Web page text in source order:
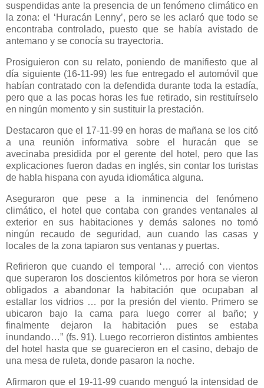
suspendidas ante la presencia de un fenómeno climático en
la zona: el ‘Huracán Lenny’, pero se les aclaró que todo se
encontraba controlado, puesto que se había avistado de
antemano y se conocía su trayectoria.
Prosiguieron con su relato, poniendo de manifiesto que al
día siguiente (16-11-99) les fue entregado el automóvil que
habían contratado con la defendida durante toda la estadía,
pero que a las pocas horas les fue retirado, sin restituírselo
en ningún momento y sin sustituir la prestación.
Destacaron que el 17-11-99 en horas de mañana se los citó
a una reunión informativa sobre el huracán que se
avecinaba presidida por el gerente del hotel, pero que las
explicaciones fueron dadas en inglés, sin contar los turistas
de habla hispana con ayuda idiomática alguna.
Aseguraron que pese a la inminencia del fenómeno
climático, el hotel que contaba con grandes ventanales al
exterior en sus habitaciones y demás salones no tomó
ningún recaudo de seguridad, aun cuando las casas y
locales de la zona tapiaron sus ventanas y puertas.
Refirieron que cuando el temporal ‘… arreció con vientos
que superaron los doscientos kilómetros por hora se vieron
obligados a abandonar la habitación que ocupaban al
estallar los vidrios … por la presión del viento. Primero se
ubicaron bajo la cama para luego correr al baño; y
finalmente dejaron la habitación pues se estaba
inundando…” (fs. 91). Luego recorrieron distintos ambientes
del hotel hasta que se guarecieron en el casino, debajo de
una mesa de ruleta, donde pasaron la noche.
Afirmaron que el 19-11-99 cuando menguó la intensidad de